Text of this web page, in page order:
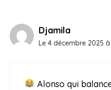
Djamila
Le 4 décembre 2025 à
Alonso qui